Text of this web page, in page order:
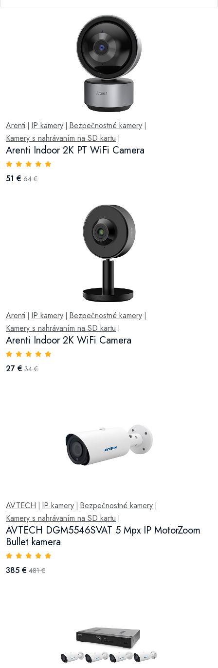
Arenti IP kamery Bezpečnostné kamery
Kamery s nahrávaním na SD kartu
Arenti Indoor 2K PT WiFi Camera
51 € 64 €
Arenti IP kamery Bezpečnostné kamery
Kamery s nahrávaním na SD kartu
Arenti Indoor 2K WiFi Camera
27 € 34 €
AVTECH IP kamery Bezpečnostné kamery
Kamery s nahrávaním na SD kartu
AVTECH DGM5546SVAT 5 Mpx IP MotorZoom
Bullet kamera
385 € 481 €